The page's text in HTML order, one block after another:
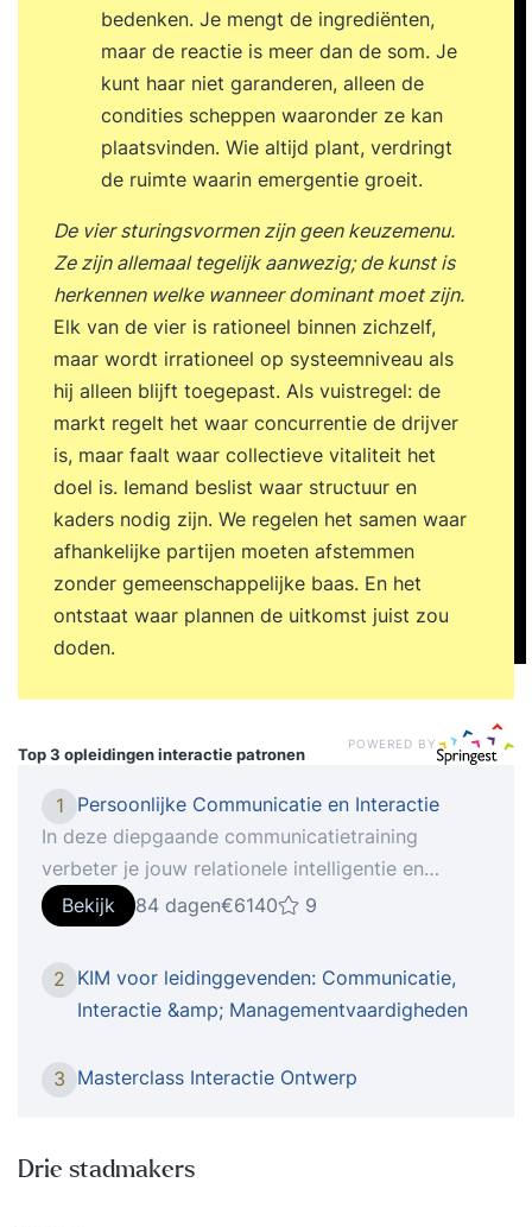
bedenken. Je mengt de ingrediënten,
maar de reactie is meer dan de som. Je
kunt haar niet garanderen, alleen de
condities scheppen waaronder ze kan
plaatsvinden. Wie altijd plant, verdringt
de ruimte waarin emergentie groeit.
De vier sturingsvormen zijn geen keuzemenu.
Ze zijn allemaal tegelijk aanwezig; de kunst is
herkennen welke wanneer dominant moet zijn.
Elk van de vier is rationeel binnen zichzelf,
maar wordt irrationeel op systeemniveau als
hij alleen blijft toegepast. Als vuistregel: de
markt regelt het waar concurrentie de drijver
is, maar faalt waar collectieve vitaliteit het
doel is. Iemand beslist waar structuur en
kaders nodig zijn. We regelen het samen waar
afhankelijke partijen moeten afstemmen
zonder gemeenschappelijke baas. En het
ontstaat waar plannen de uitkomst juist zou
doden.
Top 3 opleidingeninteractie patronen
POWERED BY
1
Persoonlijke Communicatie en Interactie
In deze diepgaande communicatietraining
verbeter je jouw relationele intelligentie en
vergroot je jouw zelfvertrouwen en je
persoonlijke effectiviteit voor de rest van je
en Interactie ontdek je hoe jij overkomt op
anderen en welke patronen jouw communicatie
aangeeft zonder weerstand op te roepen, hoe je
je met overtuigingskracht je boodschap
Bekijk 84 dagen€6140 9
2 KIM voor leidinggevenden: Communicatie,
Interactie &amp; Managementvaardigheden
3 Masterclass Interactie Ontwerp
Drie stadmakers